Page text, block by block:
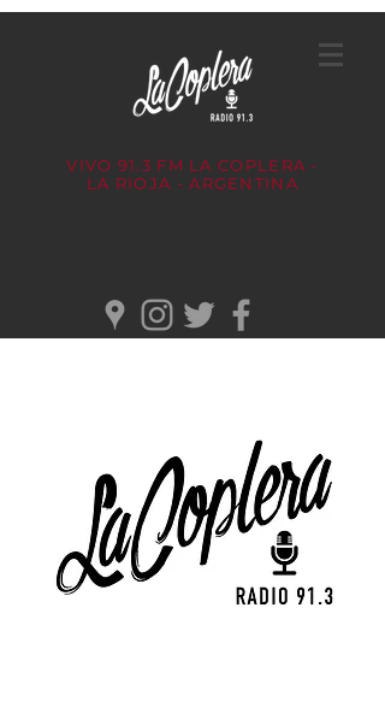
VIVO 91.3 FM LA COPLERA -
LA RIOJA - ARGENTINA